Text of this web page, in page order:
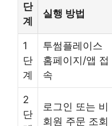
단
계
실행 방법
1
단
계
투썸플레이스
홈페이지/앱 접
속
2
단
로그인 또는 비
회원 주문 조회